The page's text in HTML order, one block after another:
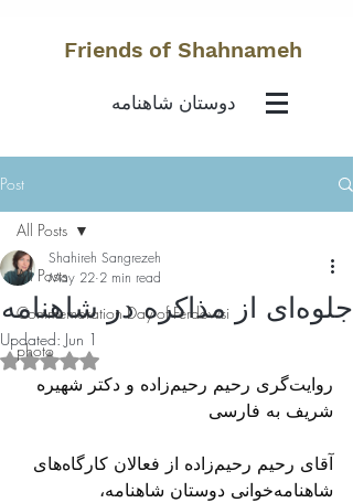
Friends of Shahnameh
دوستان شاهنامه
Post
All Posts
Commemoration Day of Ferdowsi
photo
All Posts
جلوه‌ای از مذاکره در شاهنامه
Shahireh Sangrezeh
May 22 2 min read
Updated: Jun 1
Rated NaN out of 5 stars.
روایت‌گری رحیم رحیم‌زاده و دکتر شهیره
شریف به فارسی
آقای رحیم رحیم‌زاده از فعالان کارگاه‌های
شاهنامه‌خوانی دوستان شاهنامه،